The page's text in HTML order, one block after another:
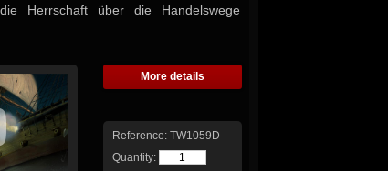
Herrschaft über die Handelswege
More details
Reference: TW1059D
Quantity: